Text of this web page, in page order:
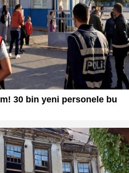
30 bin yeni personele bu